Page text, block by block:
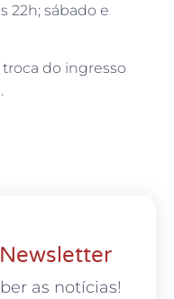
22h; sábado e
do ingresso
as notícias!